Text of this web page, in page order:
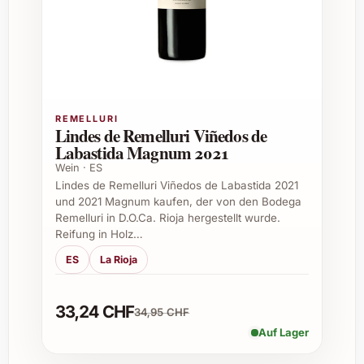
Ja, insbesondere zu milden und cremigen
Käsesorten wie Brie oder Camembert
harmoniert er ausgezeichnet.
nachhaltige Produktion?
Das Weingut legt grossen Wert auf
umweltschonende Anbaumethoden und
nachhaltige Bewirtschaftung, auch wenn
dieser Wein nicht explizit biozertifiziert ist.
Ist der Kumeu River Estate Chardonnay
2024 vegan?
keine tierischen Produkte verwendet, somit
REMELLURI
Lindes de Remelluri Viñedos de
Labastida Magnum 2021
Wein · ES
Lindes de Remelluri Viñedos de Labastida 2021
und 2021 Magnum kaufen, der von den Bodega
Remelluri in D.O.Ca. Rioja hergestellt wurde.
Reifung in Holz…
ES La Rioja
33,24 CHF34,95 CHF
Auf Lager